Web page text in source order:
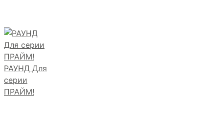
РАУНД Для
серии
ПРАЙМ!